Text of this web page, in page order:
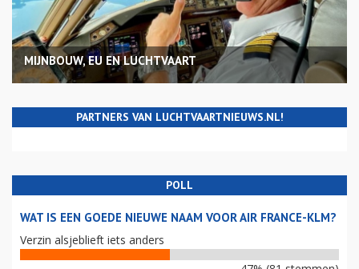
MIJNBOUW, EU EN LUCHTVAART
PARTNERS VAN LUCHTVAARTNIEUWS.NL!
POLL
WAT IS EEN GOEDE NIEUWE NAAM VOOR AIR FRANCE-KLM?
Verzin alsjeblieft iets anders